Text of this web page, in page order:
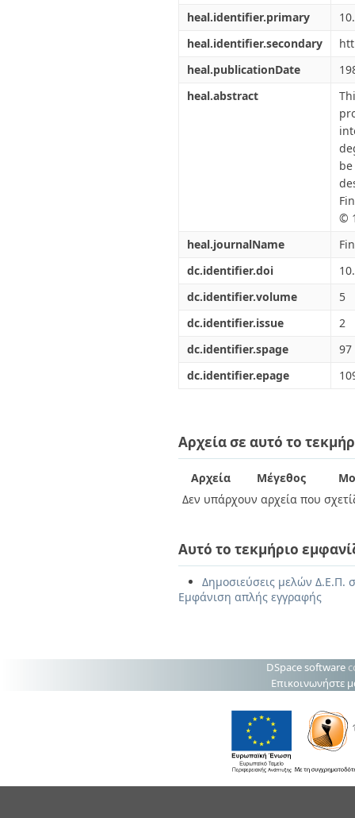
heal.identifier.primary
heal.identifier.secondary
heal.publicationDate
heal.abstract
©
heal.journalName
dc.identifier.doi
dc.identifier.volume
5
dc.identifier.issue
2
dc.identifier.spage
97
dc.identifier.epage
Αρχεία σε αυτό το
Αρχεία Μέγεθος
Δεν υπάρχουν αρχεία που
Αυτό το τεκμήριο
Δημοσιεύσεις μελών Δ.Ε.Π.
Εμφάνιση απλής εγγραφής
DSpace software
Επικοινωνήστε